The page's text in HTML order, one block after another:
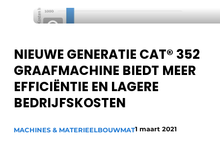
De Pen
NIEUWE GENERATIE CAT® 352
GRAAFMACHINE BIEDT MEER
EFFICIËNTIE EN LAGERE
BEDRIJFSKOSTEN
MACHINES & MATERIEELBOUWMAT1 maart 2021